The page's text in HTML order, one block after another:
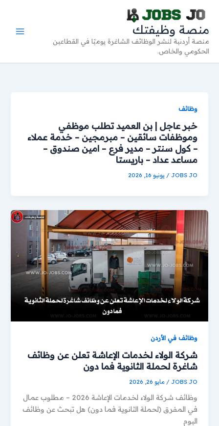
المحتوى
منصة وظيفتك
منصة أردنية لنشر الوظائف الشاغرة يوميًا في القطاعين
الحكومي والخاص.
وظائف
خبر عاجل | بن العميد تطلب موظفي
وموظفات سائقين – مبرمجين – خدمة عملاء
– كول سنتر – مدير فرع – امين صندوق –
مساعد عداد – باريستا
JOBS JO
/ يونيو 16, 2026
وظائف في الأردن
شركة الولاء لخدمات الإعاشة تعلن عن وظائف
شاغرة لحملة الثانوية فما دون
JOBS JO
/مايو 26, 2026
وظائف شركة الولاء لخدمات الإعاشة 2026 – مطلوب عمال
في المفرق (لحملة الثانوية فما دون) هل تبحث عن وظائف
اليوم